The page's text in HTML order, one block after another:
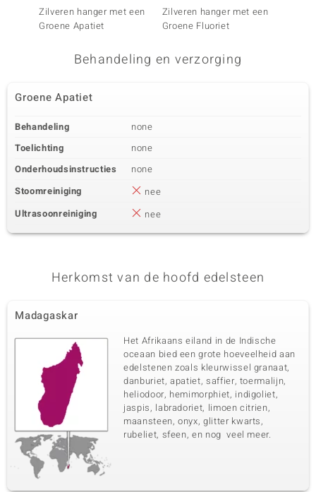
Zilveren hanger met een
Groene Apatiet
Zilveren hanger met een
Groene Fluoriet
Behandeling en verzorging
Groene Apatiet
Behandeling
none
Toelichting
none
Onderhoudsinstructies
none
Stoomreiniging
nee
Ultrasoonreiniging
nee
Herkomst van de hoofd edelsteen
Madagaskar
Het Afrikaans eiland in de Indische
oceaan bied een grote hoeveelheid aan
edelstenen zoals kleurwissel granaat,
danburiet, apatiet, saffier, toermalijn,
heliodoor, hemimorphiet, indigoliet,
jaspis, labradoriet, limoen citrien,
maansteen, onyx, glitter kwarts,
rubeliet, sfeen, en nog veel meer.